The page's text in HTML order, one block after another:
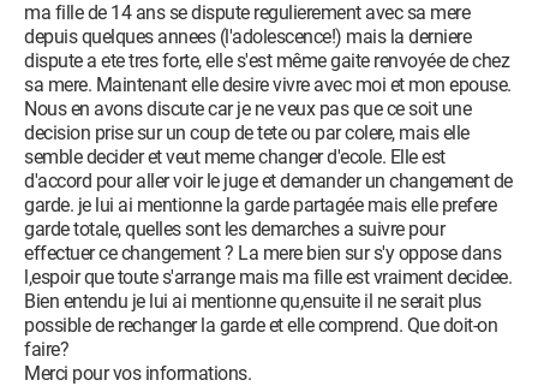
ma fille de 14 ans se dispute regulierement avec sa mere
depuis quelques annees (l'adolescence!) mais la derniere
dispute a ete tres forte, elle s'est même gaite renvoyée de chez
sa mere. Maintenant elle desire vivre avec moi et mon epouse.
Nous en avons discute car je ne veux pas que ce soit une
decision prise sur un coup de tete ou par colere, mais elle
semble decider et veut meme changer d'ecole. Elle est
d'accord pour aller voir le juge et demander un changement de
garde. je lui ai mentionne la garde partagée mais elle prefere
garde totale, quelles sont les demarches a suivre pour
effectuer ce changement ? La mere bien sur s'y oppose dans
l,espoir que toute s'arrange mais ma fille est vraiment decidee.
Bien entendu je lui ai mentionne qu,ensuite il ne serait plus
possible de rechanger la garde et elle comprend. Que doit-on
faire?
Merci pour vos informations.